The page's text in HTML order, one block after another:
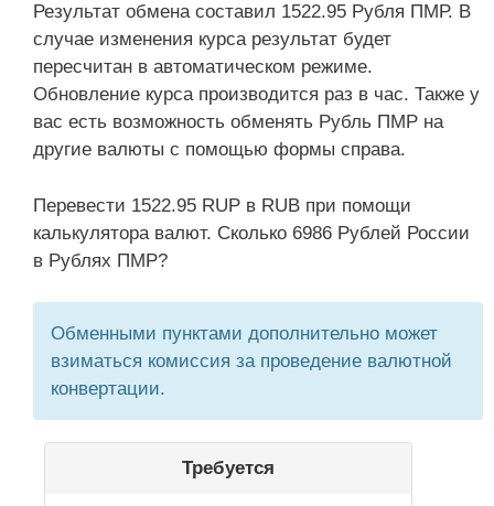
Результат обмена составил 1522.95 Рубля ПМР. В
случае изменения курса результат будет
пересчитан в автоматическом режиме.
Обновление курса производится раз в час. Также у
вас есть возможность обменять Рубль ПМР на
другие валюты с помощью формы справа.
Перевести 1522.95 RUP в RUB при помощи
калькулятора валют. Сколько 6986 Рублей России
в Рублях ПМР?
Обменными пунктами дополнительно может
взиматься комиссия за проведение валютной
конвертации.
Требуется